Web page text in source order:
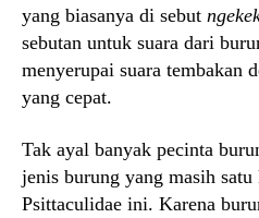
yang biasanya di sebut
sebutan untuk suara dari
menyerupai suara tembakan
yang cepat.
Tak ayal banyak pecinta
jenis burung yang masih satu
Psittaculidae ini. Karena